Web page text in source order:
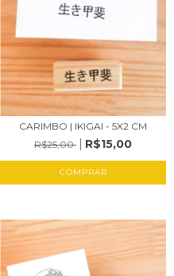
CARIMBO | IKIGAI - 5X2 CM
R$25,00
R$15,00